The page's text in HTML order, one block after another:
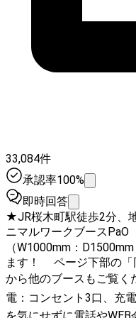
33,084件
承認率100%
即時回答
★JR桜木町駅徒歩2分、地
ニマルワークブースPaO
（W1000mm：D1500mm：
ます！ ページ下部の「
から他のブースもご覧ください。 ⭐️おすすめ
電：コンセント3口、充